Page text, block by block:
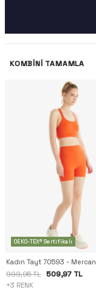
KOMBINI TAMAMLA
OEKO-TEX® Sertifikalı
Kadın Tayt 70593 - Mercan
999,95 TL
509,97 TL
+3 RENK